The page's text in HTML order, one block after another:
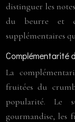
distinguer les
du beurre et
supplémentaires
Complémentarité
La
fruitées du
popularité. Le
gourmandise, les